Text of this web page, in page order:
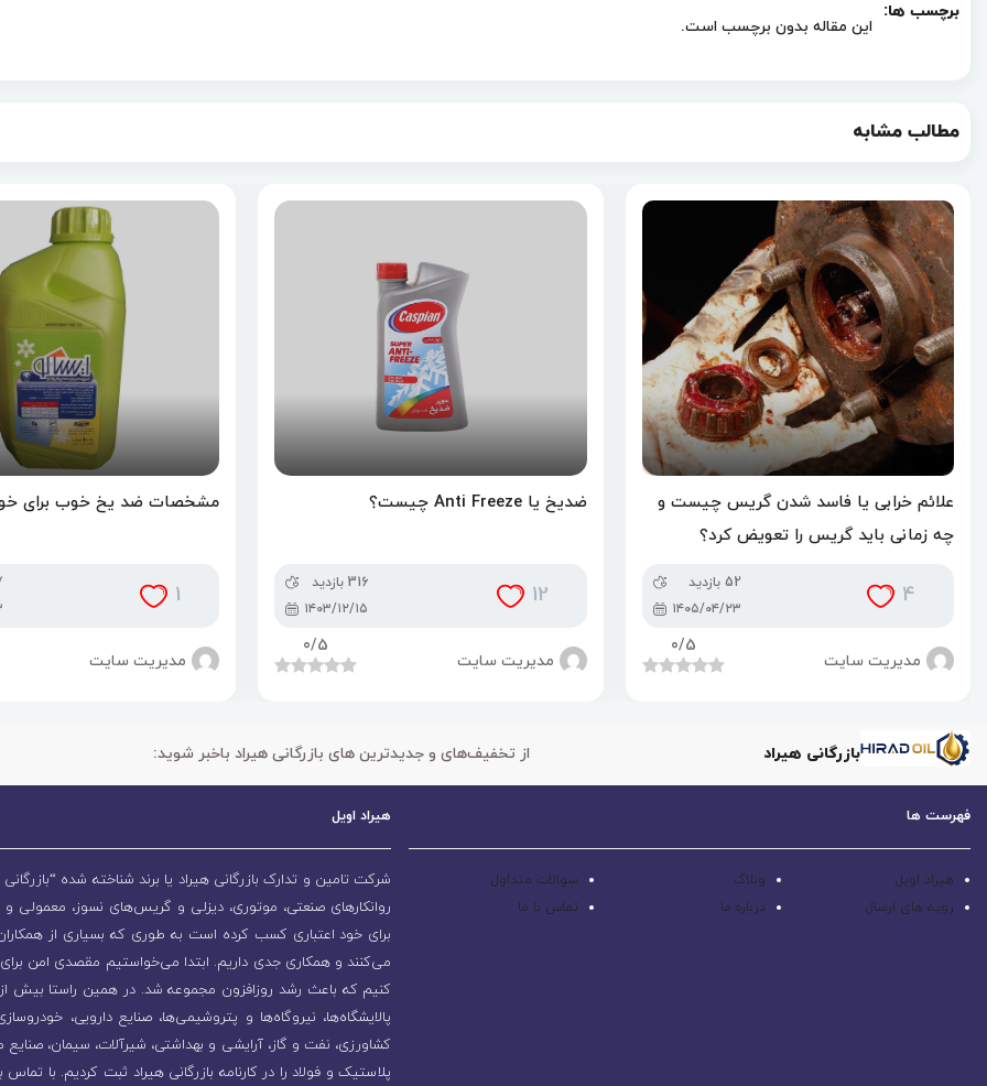
برچسب ها:
این مقاله بدون برچسب است.
مطالب مشابه
علائم خرابی یا فاسد شدن گریس چیست و
چه زمانی باید گریس را تعویض کرد؟
4
52 بازدید
۱۴۰۵/۰۴/۲۳
مدیریت سایت
0/5
ضدیخ یا Anti Freeze چیست؟
12
316 بازدید
۱۴۰۳/۱۲/۱۵
مدیریت سایت
0/5
مشخصات ضد یخ خوب برای
1
مدیریت سایت
بازرگانی هیراد از تخفیف‌های و جدیدترین های بازرگانی هیراد باخبر شوید:
فهرست ها
هیراد اویل وبلاگ
سوالات متداول
رویه های ارسال
درباره ما تماس با ما
هیراد اویل
شرکت تامین و تدارک بازرگانی هیراد یا برند شناخته شده
روانکارهای صنعتی، موتوری، دیزلی و گریس‌های نسوز،
برای خود اعتباری کسب کرده است به طوری که بسیاری از
می‌کنند و همکاری جدی داریم. ابتدا می‌خواستیم مقصدی امن برای
پالایشگاه‌ها، نیروگاه‌ها و پتروشیمی‌ها، صنایع دارویی،
کشاورزی، نفت و گاز، آرایشی و بهداشتی، شیرآلات، سیمان،
پلاستیک و فولاد را در کارنامه بازرگانی هیراد ثبت کردیم. با